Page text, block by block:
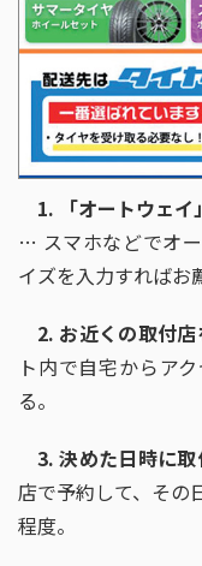
1. 「オートウェ
… スマホなどでオ
イズを入力すればお
2. お近くの取付
ト内で自宅からア
る。
3. 決めた日時に取
店で予約して、その
程度。